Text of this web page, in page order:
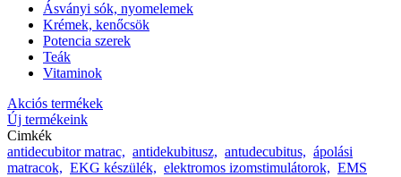
Ásványi sók, nyomelemek
Krémek, kenőcsök
Potencia szerek
Teák
Vitaminok
Akciós termékek
Új termékeink
Cimkék
antidecubitor matrac, antidekubitusz, antudecubitus, ápolási
matracok, EKG készülék, elektromos izomstimulátorok, EMS